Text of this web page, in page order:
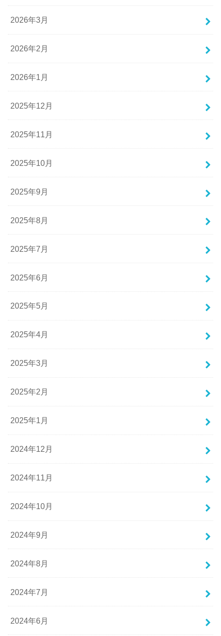
2026年3月
2026年2月
2026年1月
2025年12月
2025年11月
2025年10月
2025年9月
2025年8月
2025年7月
2025年6月
2025年5月
2025年4月
2025年3月
2025年2月
2025年1月
2024年12月
2024年11月
2024年10月
2024年9月
2024年8月
2024年7月
2024年6月